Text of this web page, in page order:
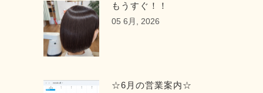
もうすぐ！！
05 6月, 2026
☆6月の営業案内☆